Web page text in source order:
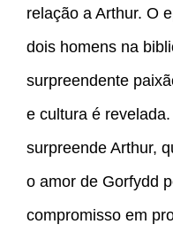
relação a Arthur. O
dois homens na
surpreendente
e cultura é
surpreende Arthur,
o amor de Gorfydd
compromisso em